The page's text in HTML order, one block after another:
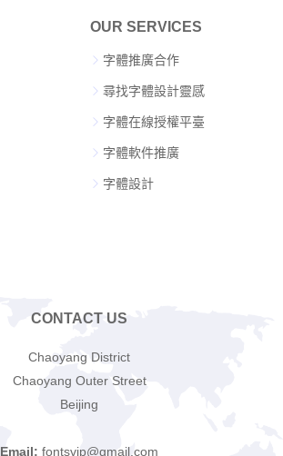
OUR SERVICES
字體推廣合作
尋找字體設計靈感
字體在線授權平臺
字體軟件推廣
字體設計
CONTACT US
Chaoyang District
Chaoyang Outer Street
Beijing
Email: fontsvip@gmail.com